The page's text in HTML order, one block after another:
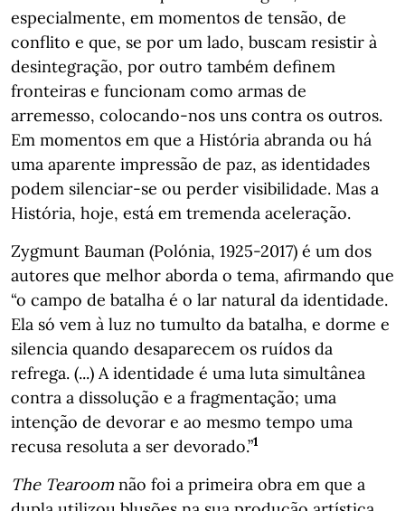
especialmente, em momentos de tensão, de
conflito e que, se por um lado, buscam resistir à
desintegração, por outro também definem
fronteiras e funcionam como armas de
arremesso, colocando-nos uns contra os outros.
Em momentos em que a História abranda ou há
uma aparente impressão de paz, as identidades
podem silenciar-se ou perder visibilidade. Mas a
História, hoje, está em tremenda aceleração.
Zygmunt Bauman (Polónia, 1925-2017) é um dos
autores que melhor aborda o tema, afirmando que
“o campo de batalha é o lar natural da identidade.
Ela só vem à luz no tumulto da batalha, e dorme e
silencia quando desaparecem os ruídos da
refrega. (...) A identidade é uma luta simultânea
contra a dissolução e a fragmentação; uma
intenção de devorar e ao mesmo tempo uma
recusa resoluta a ser devorado.”1
The Tearoom não foi a primeira obra em que a